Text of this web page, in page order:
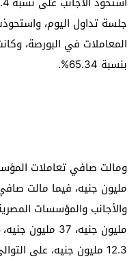
المعاملات في البورصة،
بنسبة 65.34%.
مليون جنيه، فيما مالت
12.3 مليون جنيه، على التوالي.